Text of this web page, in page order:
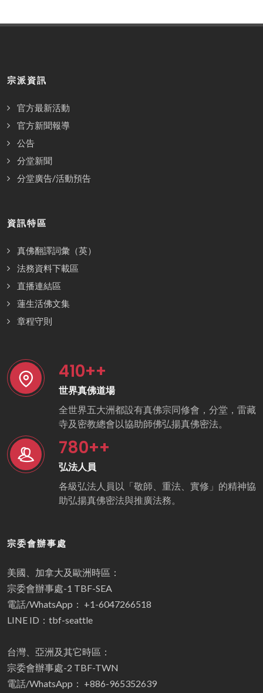
宗派資訊
官方最新活動
官方新聞報導
公告
分堂新聞
分堂廣告/活動預告
資訊特區
真佛翻譯詞彙（英）
法務資料下載區
直播連結區
蓮生活佛文集
章程守則
410++
世界真佛道場
全世界五大洲都設有真佛宗同修會，分堂，雷藏
寺及密教總會以協助師佛弘揚真佛密法。
780++
弘法人員
各級弘法人員以「敬師、重法、實修」的精神協
助弘揚真佛密法與推廣法務。
宗委會辦事處
美國、加拿大及歐洲時區：
宗委會辦事處-1 TBF-SEA
電話/WhatsApp： +1-6047266518
LINE ID：tbf-seattle
台灣、亞洲及其它時區：
宗委會辦事處-2 TBF-TWN
電話/WhatsApp： +886-965352639